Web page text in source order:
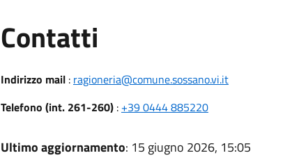
Contatti
Indirizzo mail: ragioneria@comune.sossano.vi.it
Telefono (int. 261-260): +39 0444 885220
Ultimo aggiornamento: 15 giugno 2026, 15:05